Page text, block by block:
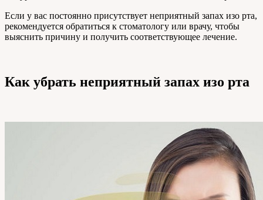
Если у вас постоянно присутствует неприятный запах изо рта,
рекомендуется обратиться к стоматологу или врачу, чтобы
выяснить причину и получить соответствующее лечение.
Как убрать неприятный запах изо рта